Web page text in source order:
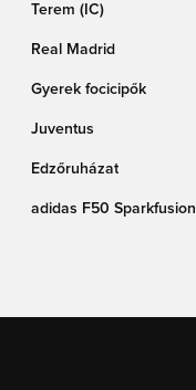
Terem (IC)
Real Madrid
Gyerek focicipők
Juventus
Edzőruházat
adidas F50 Sparkfusion